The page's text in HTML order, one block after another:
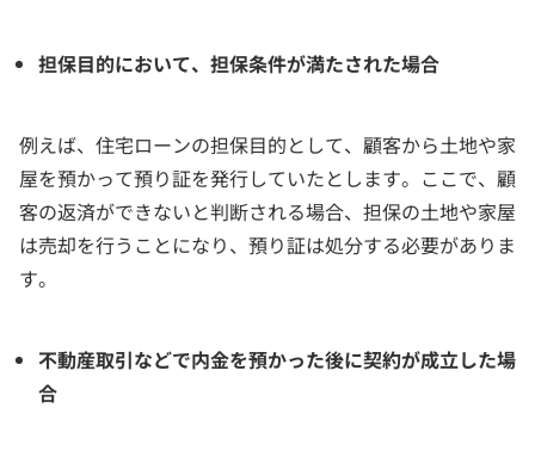
担保目的において、担保条件が満たされた場合
例えば、住宅ローンの担保目的として、顧客から土地や家
屋を預かって預り証を発行していたとします。ここで、顧
客の返済ができないと判断される場合、担保の土地や家屋
は売却を行うことになり、預り証は処分する必要がありま
す。
不動産取引などで内金を預かった後に契約が成立した場
合